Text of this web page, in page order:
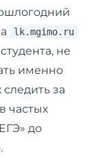
lk.mgimo.ru
не
именно
следить за
частых
до